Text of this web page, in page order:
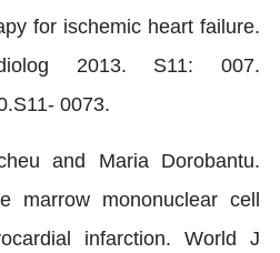
for ischemic heart failure.
2013. S11: 007.
0073.
and Maria Dorobantu.
marrow mononuclear cell
infarction. World J